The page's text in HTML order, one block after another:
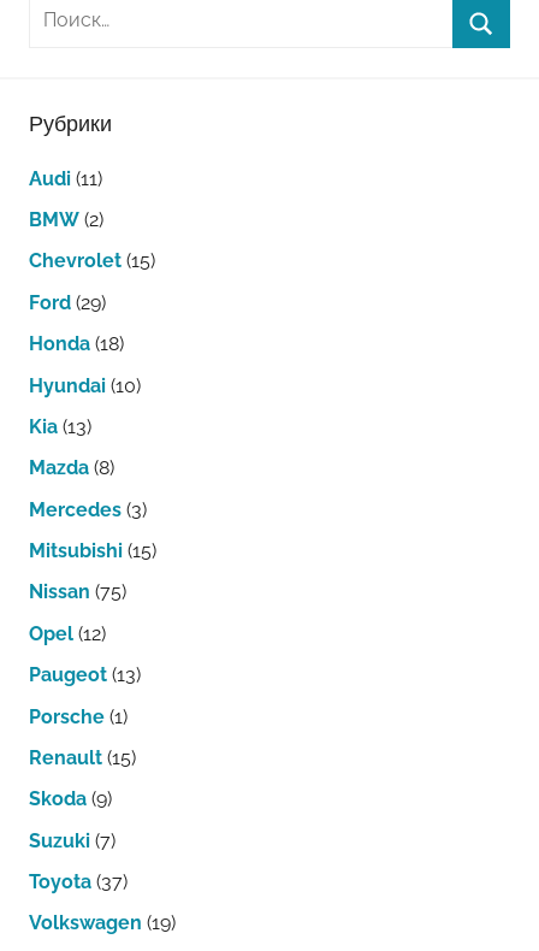
Рубрики
Audi (11)
BMW (2)
Chevrolet (15)
Ford (29)
Honda (18)
Hyundai (10)
Kia (13)
Mazda (8)
Mercedes (3)
Mitsubishi (15)
Nissan (75)
Opel (12)
Paugeot (13)
Porsche (1)
Renault (15)
Skoda (9)
Suzuki (7)
Toyota (37)
Volkswagen (19)